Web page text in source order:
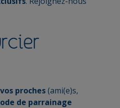
proches(ami(e)s,
de parrainage